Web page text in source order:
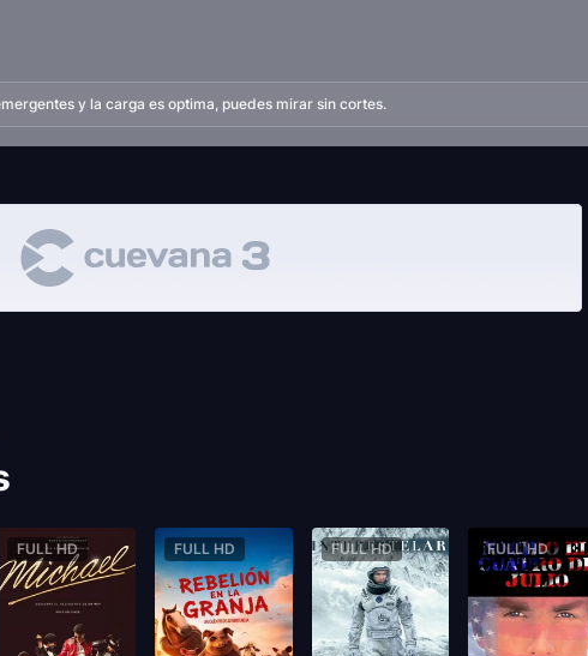
y la carga es optima, puedes mirar sin cortes.
FULL HD FULL HD FULL HD FULL HD